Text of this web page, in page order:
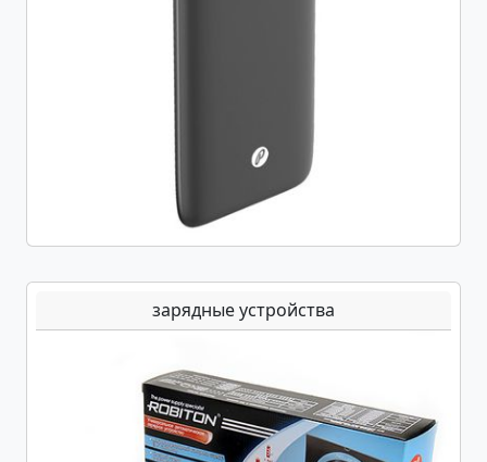
зарядные устройства